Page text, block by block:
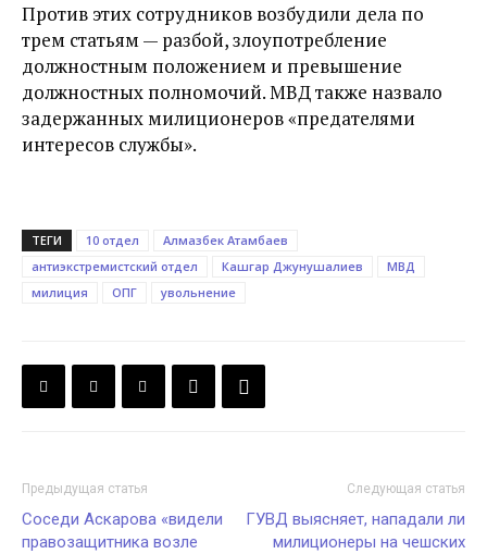
Против этих сотрудников возбудили дела по
трем статьям — разбой, злоупотребление
должностным положением и превышение
должностных полномочий. МВД также назвало
задержанных милиционеров «предателями
интересов службы».
ТЕГИ 10 отдел
Алмазбек Атамбаев
антиэкстремистский отдел
Кашгар Джунушалиев
МВД
милиция
ОПГ увольнение
Предыдущая статья
Соседи Аскарова «видели
правозащитника возле
Следующая статья
ГУВД выясняет, нападали ли
милиционеры на чешских